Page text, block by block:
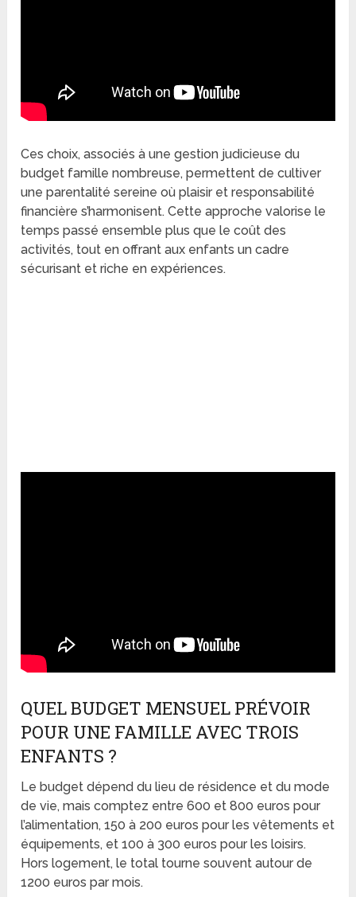
Ces choix, associés à une gestion judicieuse du
budget famille nombreuse, permettent de cultiver
une parentalité sereine où plaisir et responsabilité
financière s’harmonisent. Cette approche valorise le
temps passé ensemble plus que le coût des
activités, tout en offrant aux enfants un cadre
sécurisant et riche en expériences.
QUEL BUDGET MENSUEL PRÉVOIR
POUR UNE FAMILLE AVEC TROIS
ENFANTS ?
Le budget dépend du lieu de résidence et du mode
de vie, mais comptez entre 600 et 800 euros pour
l’alimentation, 150 à 200 euros pour les vêtements et
équipements, et 100 à 300 euros pour les loisirs.
Hors logement, le total tourne souvent autour de
1200 euros par mois.